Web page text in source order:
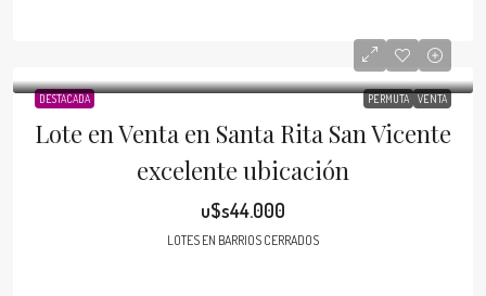
DESTACADA PERMUTA VENTA
Lote en Venta en Santa Rita San Vicente
excelente ubicación
u$s44.000
LOTES EN BARRIOS CERRADOS